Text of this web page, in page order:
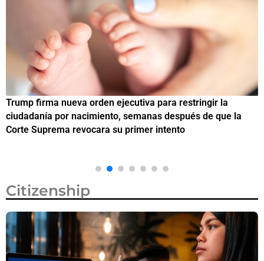
Trump firma nueva orden ejecutiva para restringir la
ciudadanía por nacimiento, semanas después de que la
Corte Suprema revocara su primer intento
Citizenship